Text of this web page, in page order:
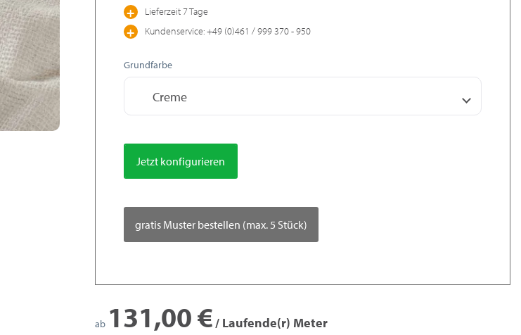
Lieferzeit 7 Tage
Kundenservice: +49 (0)461 / 999 370 - 950
Grundfarbe
Creme
Jetzt konfigurieren
gratis Muster bestellen (max. 5 Stück)
ab 131,00 €/ Laufende(r) Meter